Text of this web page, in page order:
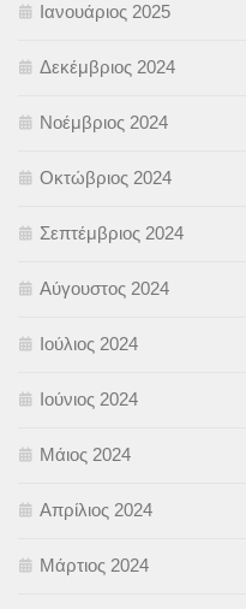
Ιανουάριος 2025
Δεκέμβριος 2024
Νοέμβριος 2024
Οκτώβριος 2024
Σεπτέμβριος 2024
Αύγουστος 2024
Ιούλιος 2024
Ιούνιος 2024
Μάιος 2024
Απρίλιος 2024
Μάρτιος 2024